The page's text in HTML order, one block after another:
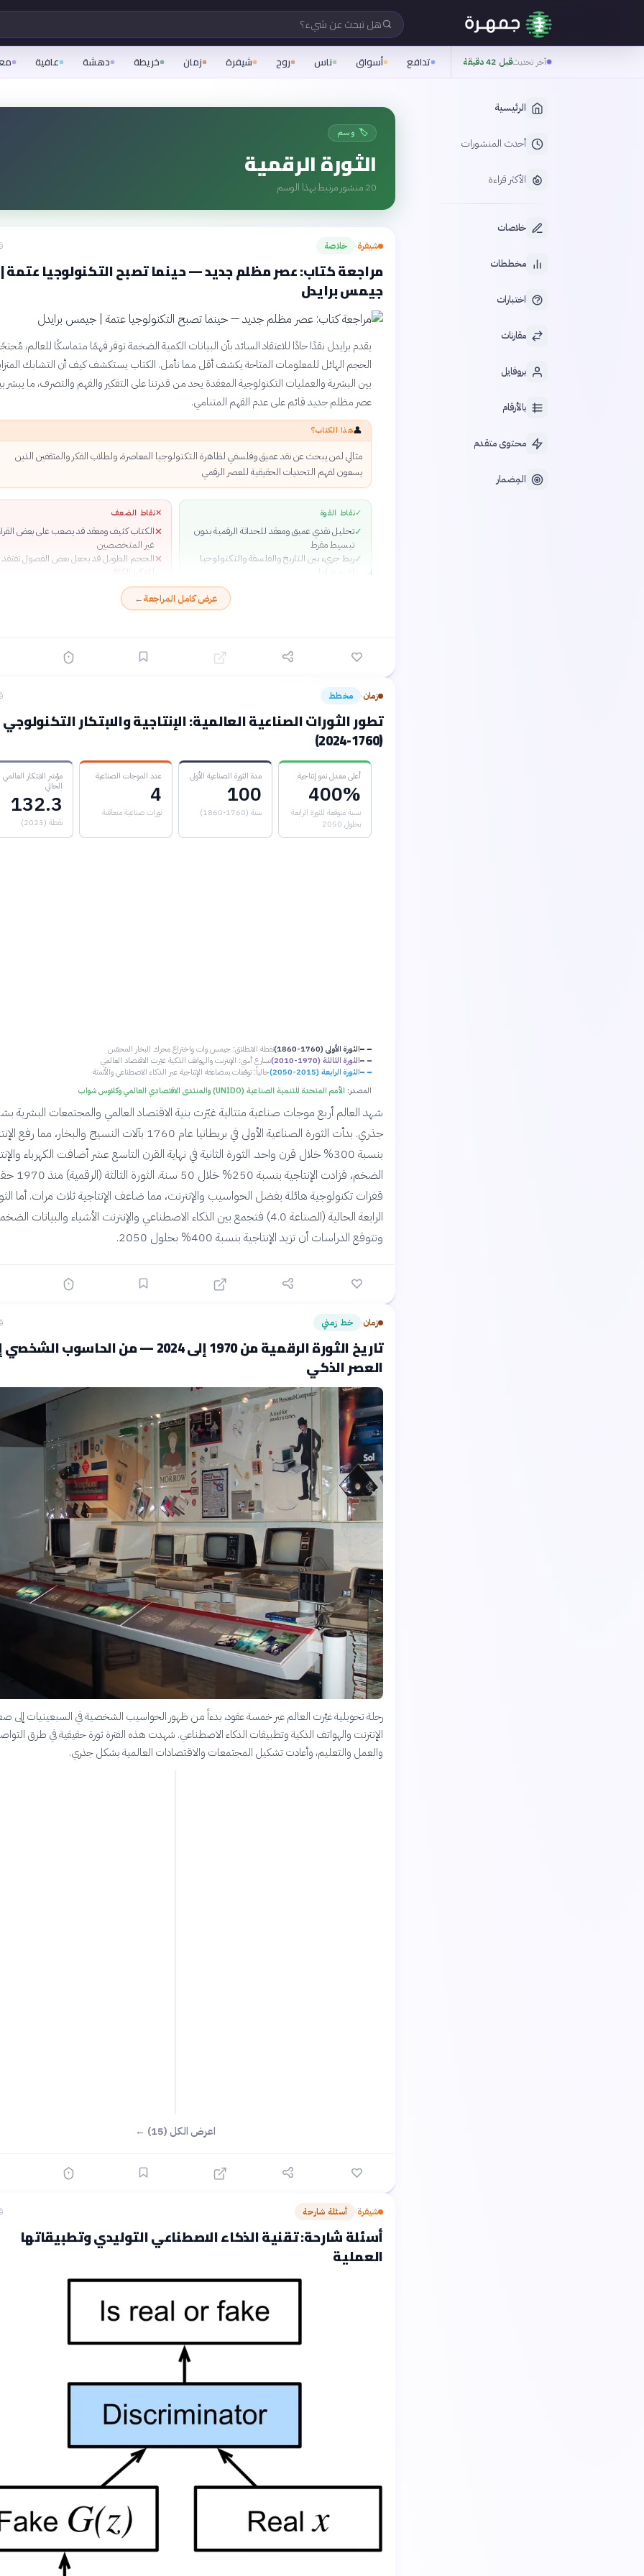
هل تبحث عن شيء؟
آخر تحديثقبل 42 دقيقة تدافع أسواق ناس روح شيفرة زمان خريطة دهشة عافية
الرئيسية
أحدث المنشورات
الأكثر قراءة
خلاصات
مخططات
اختبارات
مقارنات
بروفايل
بالأرقام
محتوى متقدم
المِضمار
🏷️ وسم
الثورة الرقمية
20 منشور مرتبط بهذا الوسم
شيفرة› خلاصة
مراجعة كتاب: عصر مظلم جديد — حينما تصبح التكنولوجيا عتمة |
جيمس برايدل
يقدم برايدل نقدًا حادًا للاعتقاد السائد بأن البيانات الكمية الضخمة توفر فهمًا متماسكًا للعالم،
الحجم الهائل للمعلومات المتاحة يكشف أقل مما نأمل. الكتاب يستكشف كيف أن التشابك
بين البشرية والعمليات التكنولوجية المعقدة يحد من قدرتنا على التفكير والفهم والتصرف، ما يبشر
عصر مظلم جديد قائم على عدم الفهم المتنامي.
👤هذا الكتاب؟
مثالي لمن يبحث عن نقد عميق وفلسفي لظاهرة التكنولوجيا المعاصرة، ولطلاب الفكر والمثقفين الذين
يسعون لفهم التحديات الحقيقية للعصر الرقمي
✓نقاط القوة
✓تحليل نقدي عميق ومعقد للحداثة الرقمية بدون
تبسيط مفرط
✓ربط جريء بين التاريخ والفلسفة والتكنولوجيا
لفهم شامل
صياغة أدبية جميلة وجرأة فكرية في انتقاد الروايات
أمثلة واقعية معاصرة تجعل النقريات النظرية
✕نقاط الضعف
✕الكتاب كثيف ومعقد قد يصعب على بعض
غير المتخصصين
✕الحجم الطويل قد يجعل بعض الفصول تفتقد
للتركيز الكافي
عرض كامل المراجعة←
زمان› مخطط
تطور الثورات الصناعية العالمية: الإنتاجية والابتكار التكنولوجي
(1760-2024)
أعلى معدل نمو إنتاجية
400%
نسبة متوقعة للثورة الرابعة
بحلول 2050
مدة الثورة الصناعية الأولى
100
سنة (1760-1860)
عدد الموجات الصناعية
4
ثورات صناعية متعاقبة
مؤشر الابتكار العالمي
الحالي
132.3
نقطة (2023)
الثورة الأولى (1760-1860)
نقطة الانطلاق: جيمس وات واختراع محرك البخار المحسّن
الثورة الثالثة (1970-2010)
تسارع أسي: الإنترنت والهواتف الذكية غيّرت الاقتصاد العالمي
الثورة الرابعة (2015-2050)
حالياً: توقعات بمضاعفة الإنتاجية عبر الذكاء الاصطناعي والأتمتة
المصدر: الأمم المتحدة للتنمية الصناعية (UNIDO) والمنتدى الاقتصادي العالمي وكلاوس شواب
شهد العالم أربع موجات صناعية متتالية غيّرت بنية الاقتصاد العالمي والمجتمعات البشرية
جذري. بدأت الثورة الصناعية الأولى في بريطانيا عام 1760 بآلات النسيج والبخار، مما
بنسبة 300% خلال قرن واحد. الثورة الثانية في نهاية القرن التاسع عشر أضافت الكهرباء
الضخم، فزادت الإنتاجية بنسبة
قفزات تكنولوجية هائلة بفضل الحواسيب والإنترنت، مما ضاعف الإنتاجية ثلاث مرات. أما
الرابعة الحالية (الصناعة 4.0) فتجمع بين الذكاء الاصطناعي والإنترنت الأشياء والبيانات
وتتوقع الدراسات أن تزيد الإنتاجية بنسبة 400% بحلول 2050.
زمان› خط زمني
تاريخ الثورة الرقمية من 1970 إلى 2024 — من الحاسوب
العصر الذكي
رحلة تحويلية غيّرت العالم عبر خمسة عقود، بدءاً من ظهور الحواسيب الشخصية في السبعينيات إلى
الإنترنت والهواتف الذكية وتطبيقات الذكاء الاصطناعي. شهدت هذه الفترة ثورة حقيقية في طرق
والعمل والتعليم، وأعادت تشكيل المجتمعات والاقتصادات العالمية بشكل جذري.
اعرض الكل (15) ←
شيفرة› أسئلة شارحة
أسئلة شارحة: تقنية الذكاء الاصطناعي التوليدي وتطبيقاتها
العملية